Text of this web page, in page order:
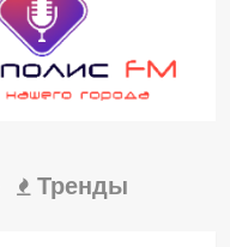
Тренды